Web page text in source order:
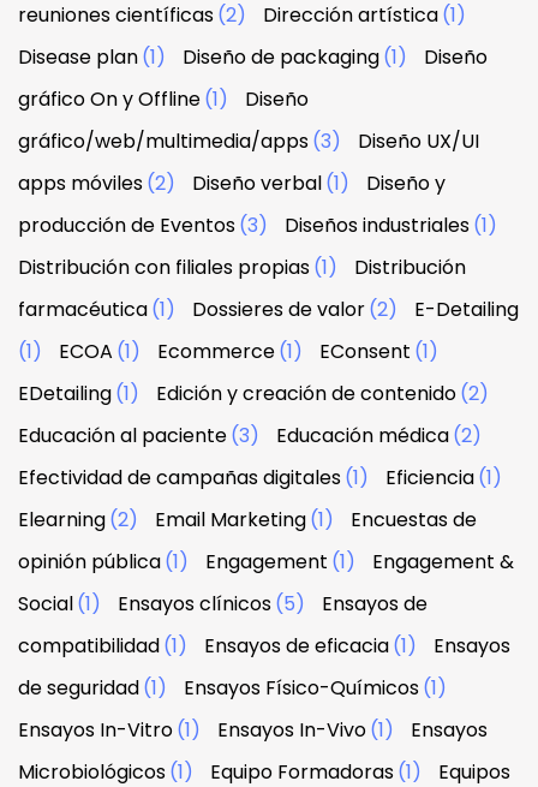
reuniones científicas(2) Dirección artística(1)
Disease plan(1) Diseño de packaging(1)
Diseño
gráfico On y Offline(1)
Diseño
gráfico/web/multimedia/apps(3)
Diseño UX/UI
apps móviles(2) Diseño verbal(1)
Diseño y
producción de Eventos(3) Diseños industriales(1)
Distribución con filiales propias(1)
Distribución
farmacéutica(1) Dossieres de valor(2)
E-Detailing
(1)
ECOA (1) Ecommerce(1) EConsent (1)
EDetailing(1) Edición y creación de contenido(2)
Educación al paciente(3) Educación médica(2)
Efectividad de campañas digitales(1) Eficiencia(1)
Elearning(2) Email Marketing(1)
Encuestas de
opinión pública(1) Engagement (1)
Engagement &
Social(1) Ensayos clínicos(5)
Ensayos de
compatibilidad(1) Ensayos de eficacia(1)
Ensayos
de seguridad(1) Ensayos Físico-Químicos(1)
Ensayos In-Vitro(1) Ensayos In-Vivo(1)
Ensayos
Microbiológicos(1) Equipo Formadoras(1)
Equipos